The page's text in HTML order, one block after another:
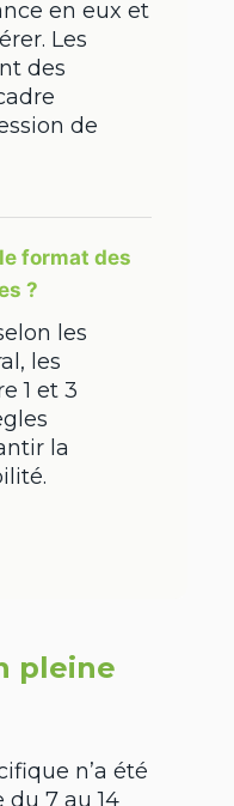
en eux et
Les
des
de
format des
?
les
les
1 et 3
la
pleine
n’a été
du 7 au 14